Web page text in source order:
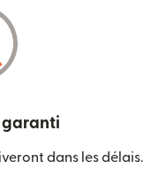
garanti
dans les délais.